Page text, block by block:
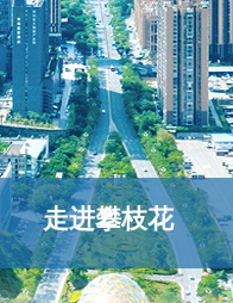
走进攀枝花